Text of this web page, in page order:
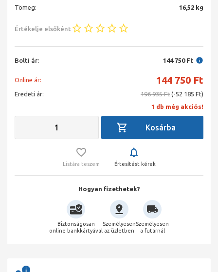
Tömeg:
16,52 kg
Értékelje elsőként
Bolti ár: 144 750 Ft
Online ár: 144 750 Ft
Eredeti ár: 196 935 Ft (-52 185 Ft)
1 db még akciós!
Listára teszem Értesítést kérek
Hogyan fizethetek?
Biztonságosan
online bankkártyával
Személyesen
az üzletben
Személyesen
a futárnál